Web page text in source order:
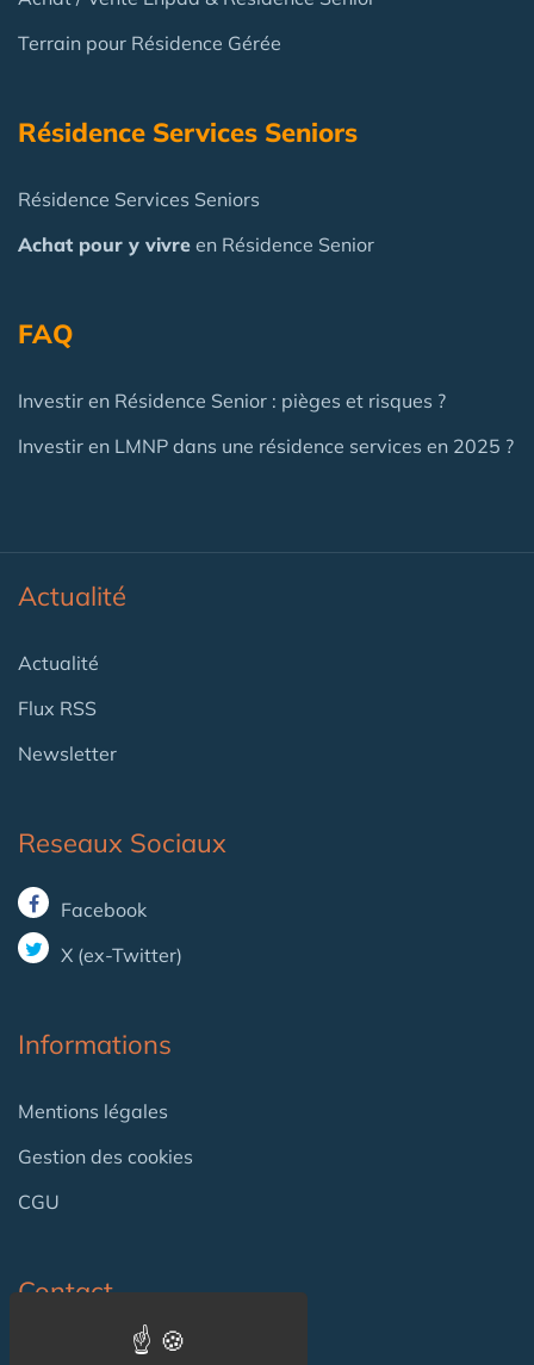
Terrain pour Résidence Gérée
Résidence Services Seniors
Résidence Services Seniors
Achat pour y vivre en Résidence Senior
FAQ
Investir en Résidence Senior : pièges et risques ?
Investir en LMNP dans une résidence services en 2025 ?
Actualité
Actualité
Flux RSS
Newsletter
Reseaux Sociaux
Facebook
X (ex-Twitter)
Informations
Mentions légales
Gestion des cookies
CGU
Contact